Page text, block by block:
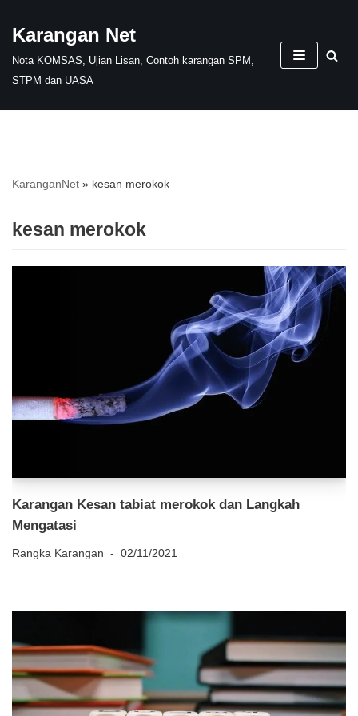
Skip
to
content
Karangan Net
Nota KOMSAS, Ujian Lisan, Contoh karangan SPM,
STPM dan UASA
KaranganNet » kesan merokok
kesan merokok
Karangan Kesan tabiat merokok dan Langkah
Mengatasi
Rangka Karangan 02/11/2021